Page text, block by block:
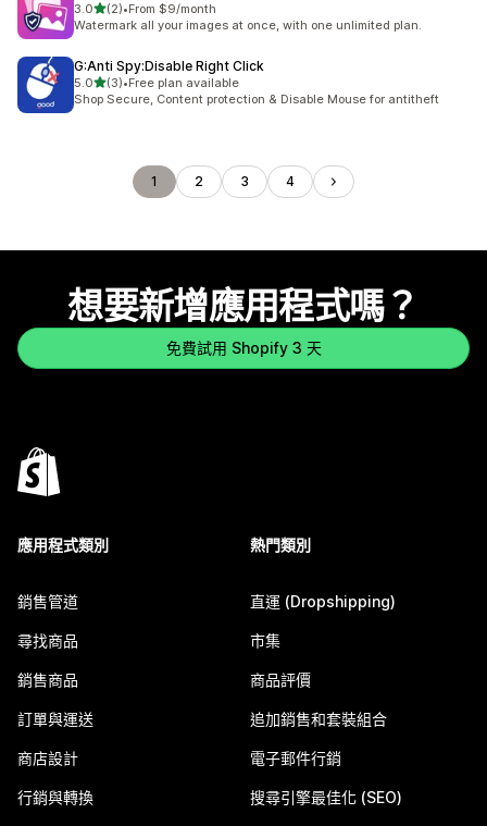
3.0滿分 5 顆星
(2)
共有 2 則評價
•From $9/month
Watermark all your images at once, with one unlimited plan.
G:Anti Spy:Disable Right Click
5.0滿分 5 顆星
(3)
共有 3 則評價
•Free plan available
Shop Secure, Content protection & Disable Mouse for antitheft
1 2 3 4
想要新增應用程式嗎？
免費試用 Shopify 3 天
應用程式類別
銷售管道
尋找商品
銷售商品
訂單與運送
商店設計
行銷與轉換
熱門類別
直運 (Dropshipping)
市集
商品評價
追加銷售和套裝組合
電子郵件行銷
搜尋引擎最佳化 (SEO)